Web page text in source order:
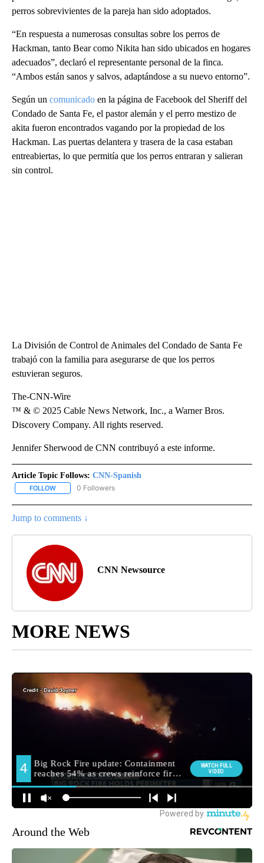
perros sobrevivientes de la pareja han sido adoptados.
“En respuesta a numerosas consultas sobre los perros de
Hackman, tanto Bear como Nikita han sido ubicados en hogares
adecuados”, declaró el representante personal de la finca.
“Ambos están sanos y salvos, adaptándose a su nuevo entorno”.
Según un comunicado en la página de Facebook del Sheriff del
Condado de Santa Fe, el pastor alemán y el perro mestizo de
akita fueron encontrados vagando por la propiedad de los
Hackman. Las puertas delantera y trasera de la casa estaban
entreabiertas, lo que permitía que los perros entraran y salieran
sin control.
La División de Control de Animales del Condado de Santa Fe
trabajó con la familia para asegurarse de que los perros
estuvieran seguros.
The-CNN-Wire
™ & © 2025 Cable News Network, Inc., a Warner Bros.
Discovery Company. All rights reserved.
Jennifer Sherwood de CNN contribuyó a este informe.
Article Topic Follows: CNN-Spanish
FOLLOW FOLLOW "CNN-SPANISH" TO RECEIVE NOTIFICATIONS ABOUT
0 Followers
Jump to comments ↓
CNN Newsource
MORE NEWS
Around the Web